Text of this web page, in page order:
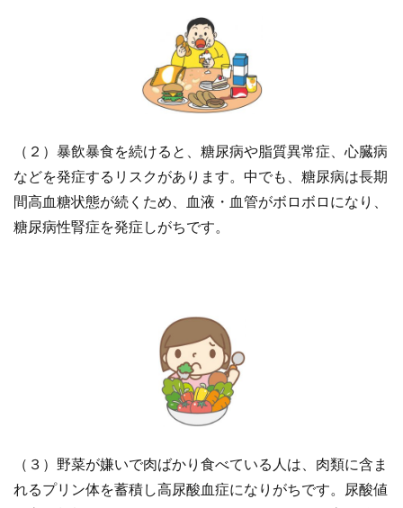
（２）暴飲暴食を続けると、糖尿病や脂質異常症、心臓病
などを発症するリスクがあります。中でも、糖尿病は長期
間高血糖状態が続くため、血液・血管がボロボロになり、
糖尿病性腎症を発症しがちです。
（３）野菜が嫌いで肉ばかり食べている人は、肉類に含ま
れるプリン体を蓄積し高尿酸血症になりがちです。尿酸値